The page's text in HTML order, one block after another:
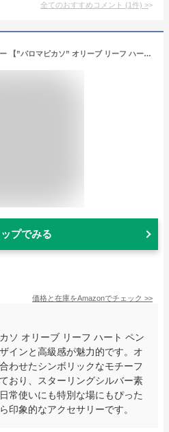
全てのおすすめコメント (1件) >
TIFFANY&Co ティファニー 【”パロマピカソ” オリーブ リーフ ハート ペンダント】 スターリングシルバー 並行輸入品 tpd1060
プでみる
価格と在庫をAmazonでチェック >>
ソ オリーブ リーフ ハート ペン
インと高級感が魅力的です。オ
わせたシンボリックなモチーフ
おり、スターリングシルバー素
常使いにも特別な場にもぴった
印象的なアクセサリーです。